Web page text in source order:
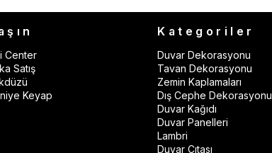
Center
Satış
Keyap
Kategoriler
Duvar Dekorasyonu
Tavan Dekorasyonu
Zemin Kaplamaları
Dış Cephe Dekorasyonu
Duvar Kağıdı
Duvar Panelleri
Lambri
Duvar Çıtası